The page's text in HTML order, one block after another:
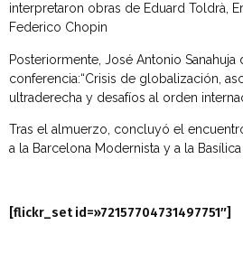
interpretaron obras de Eduard Toldrà,
Federico Chopin
Posteriormente, José Antonio Sanahuja
conferencia:“Crisis de globalización,
ultraderecha y desafíos al orden
Tras el almuerzo, concluyó el
a la Barcelona Modernista y a la Basílica
[flickr_set id=»72157704731497751″]